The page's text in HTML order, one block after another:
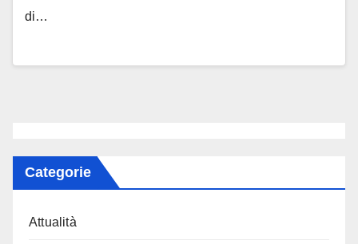
di…
Categorie
Attualità